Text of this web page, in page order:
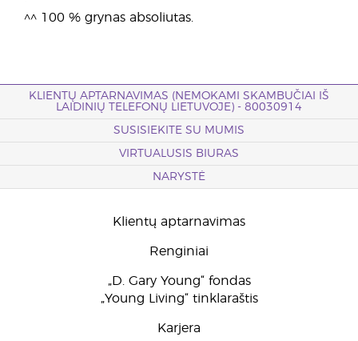
^^ 100 % grynas absoliutas.
KLIENTŲ APTARNAVIMAS (NEMOKAMI SKAMBUČIAI IŠ
LAIDINIŲ TELEFONŲ LIETUVOJE) - 80030914
SUSISIEKITE SU MUMIS
VIRTUALUSIS BIURAS
NARYSTĖ
Klientų aptarnavimas
Renginiai
„D. Gary Young“ fondas
„Young Living“ tinklaraštis
Karjera